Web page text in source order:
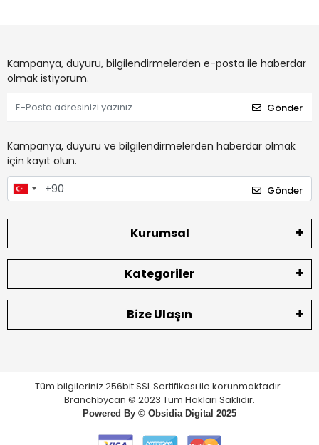
Kampanya, duyuru, bilgilendirmelerden e-posta ile haberdar
olmak istiyorum.
Gönder
Kampanya, duyuru ve bilgilendirmelerden haberdar olmak
için kayıt olun.
Gönder
Kurumsal
Kategoriler
Bize Ulaşın
Tüm bilgileriniz 256bit SSL Sertifikası ile korunmaktadır.
Branchbycan © 2023 Tüm Hakları Saklıdır.
Powered By © Obsidia Digital 2025